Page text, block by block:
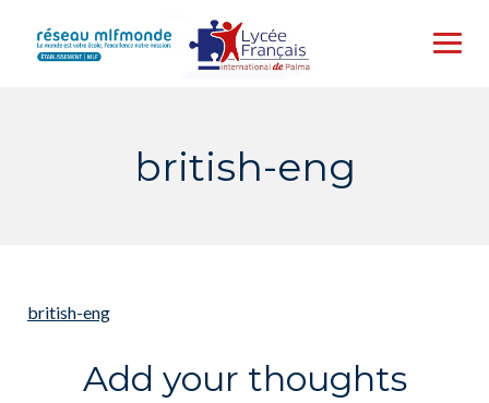
content
british-eng
british-eng
Add your thoughts